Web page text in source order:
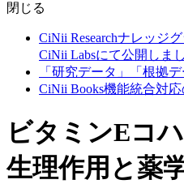
閉じる
CiNii Researchナレッジ
CiNii Labsにて公開しま
「研究データ」「根拠
CiNii Books機能統合対
ビタミンEコ
生理作用と薬